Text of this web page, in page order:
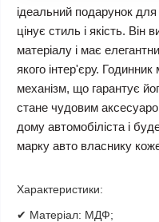
ідеальний подарунок
цінує стиль і якість. Він
матеріалу і має
якого інтер'єру.
механізм, що гарантує
стане чудовим
дому автомобіліста і
марку авто власнику
Характеристики:
✔ Матеріал: МДФ;